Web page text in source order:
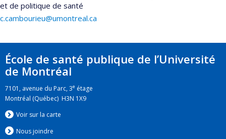
et de politique de santé
c.cambourieu@umontreal.ca
École de santé publique de l’Université
de Montréal
7101, avenue du Parc, 3e étage
Montréal (Québec) H3N 1X9
Voir sur la carte
Nous joindre